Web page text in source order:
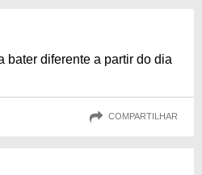
bater diferente a partir do dia
COMPARTILHAR